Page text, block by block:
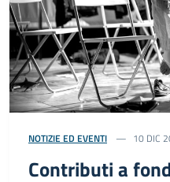
NOTIZIE ED EVENTI 10 DIC
Contributi a